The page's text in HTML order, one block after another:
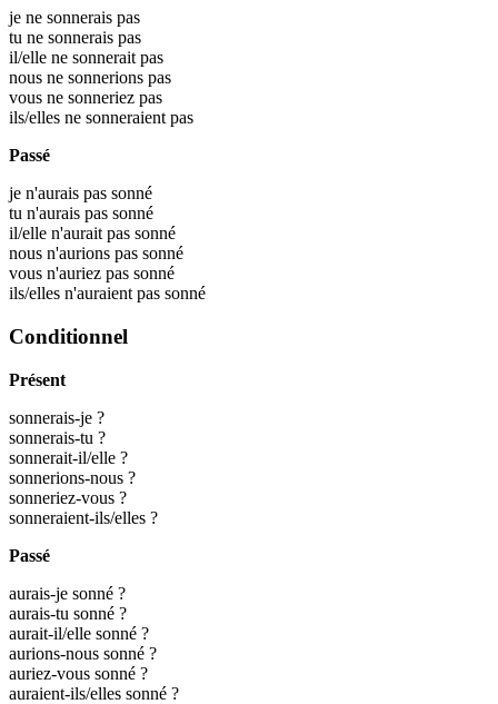
je ne sonnerais pas
tu ne sonnerais pas
il/elle ne sonnerait pas
nous ne sonnerions pas
vous ne sonneriez pas
ils/elles ne sonneraient pas
Passé
je n'aurais pas sonné
tu n'aurais pas sonné
il/elle n'aurait pas sonné
nous n'aurions pas sonné
vous n'auriez pas sonné
ils/elles n'auraient pas sonné
Conditionnel
Présent
sonnerais-je ?
sonnerais-tu ?
sonnerait-il/elle ?
sonnerions-nous ?
sonneriez-vous ?
sonneraient-ils/elles ?
Passé
aurais-je sonné ?
aurais-tu sonné ?
aurait-il/elle sonné ?
aurions-nous sonné ?
auriez-vous sonné ?
auraient-ils/elles sonné ?